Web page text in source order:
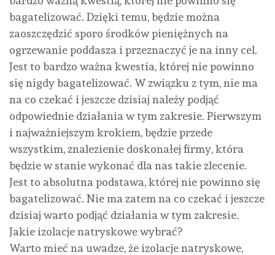
bagatelizować. Dzięki temu, będzie można
zaoszczędzić sporo środków pieniężnych na
ogrzewanie poddasza i przeznaczyć je na inny cel.
Jest to bardzo ważna kwestia, której nie powinno
się nigdy bagatelizować. W związku z tym, nie ma
na co czekać i jeszcze dzisiaj należy podjąć
odpowiednie działania w tym zakresie. Pierwszym
i najważniejszym krokiem, będzie przede
wszystkim, znalezienie doskonałej firmy, która
będzie w stanie wykonać dla nas takie zlecenie.
Jest to absolutna podstawa, której nie powinno się
bagatelizować. Nie ma zatem na co czekać i jeszcze
dzisiaj warto podjąć działania w tym zakresie.
Jakie izolacje natryskowe wybrać?
Warto mieć na uwadze, że izolacje natryskowe,